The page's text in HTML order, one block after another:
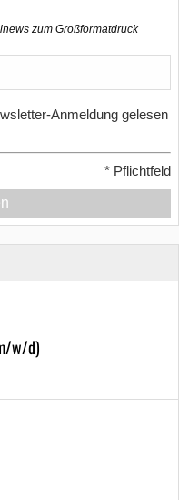
zum Großformatdruck
Anmeldung gelesen
* Pflichtfeld
w/d)